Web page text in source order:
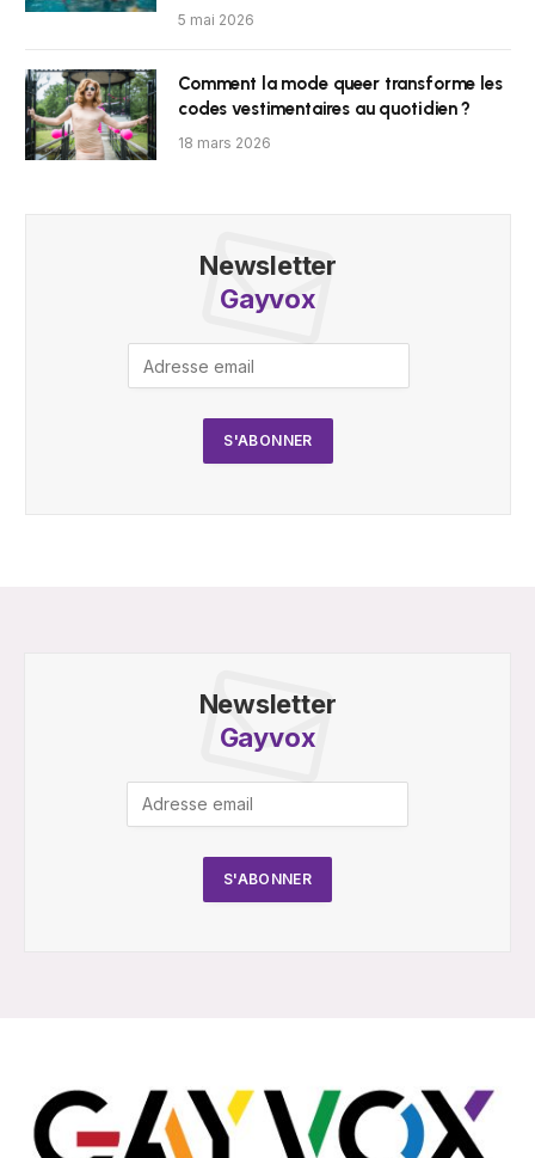
5 mai 2026
Comment la mode queer transforme les
codes vestimentaires au quotidien ?
18 mars 2026
Newsletter
Gayvox
Newsletter
Gayvox